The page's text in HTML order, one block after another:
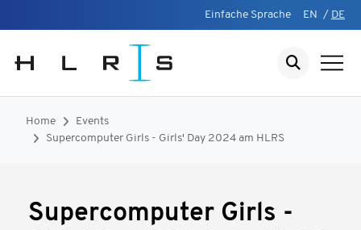
Einfache Sprache EN / DE
Home
Events
Supercomputer Girls - Girls' Day 2024 am HLRS
Supercomputer Girls -